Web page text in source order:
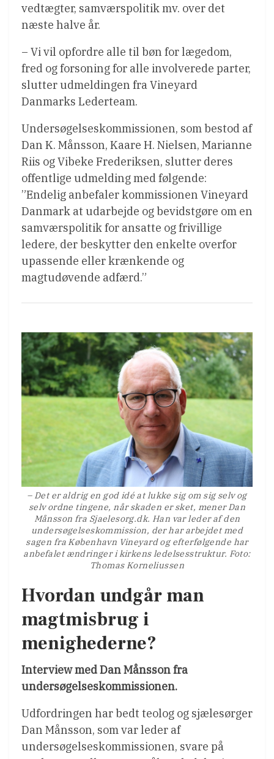
vedtægter, samværspolitik mv. over det
næste halve år.
– Vi vil opfordre alle til bøn for lægedom,
fred og forsoning for alle involverede parter,
slutter udmeldingen fra Vineyard
Danmarks Lederteam.
Undersøgelseskommissionen, som bestod af
Dan K. Månsson, Kaare H. Nielsen, Marianne
Riis og Vibeke Frederiksen, slutter deres
offentlige udmelding med følgende:
”Endelig anbefaler kommissionen Vineyard
Danmark at udarbejde og bevidstgøre om en
samværspolitik for ansatte og frivillige
ledere, der beskytter den enkelte overfor
upassende eller krænkende og
magtudøvende adfærd.”
– Det er aldrig en god idé at lukke sig om sig selv og
selv ordne tingene, når skaden er sket, mener Dan
Månsson fra Sjaelesorg.dk. Han var leder af den
undersøgelseskommission, der har arbejdet med
sagen fra København Vineyard og efterfølgende har
anbefalet ændringer i kirkens ledelsesstruktur. Foto:
Thomas Korneliussen
Hvordan undgår man
magtmisbrug i
menighederne?
Interview med Dan Månsson fra
undersøgelseskommissionen.
Udfordringen har bedt teolog og sjælesørger
Dan Månsson, som var leder af
undersøgelseskommissionen, svare på